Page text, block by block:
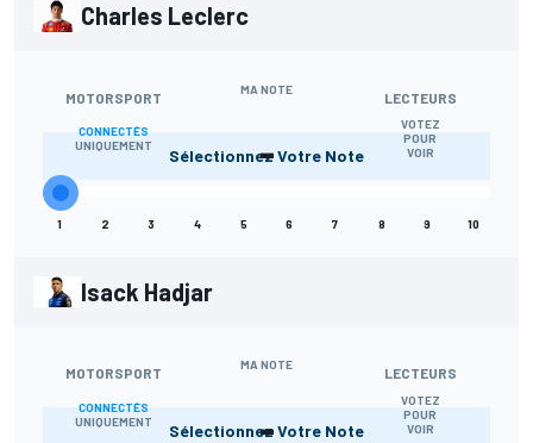
Charles Leclerc
MOTORSPORT
CONNECTÉS
UNIQUEMENT
MA NOTE
-
LECTEURS
VOTEZ
POUR
VOIR
Sélectionnez Votre Note
1 2 3 4 5 6 7 8 9 10
Isack Hadjar
MOTORSPORT
CONNECTÉS
UNIQUEMENT
MA NOTE
-
LECTEURS
VOTEZ
POUR
VOIR
Sélectionnez Votre Note